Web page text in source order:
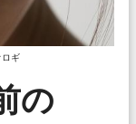
ロギ
の